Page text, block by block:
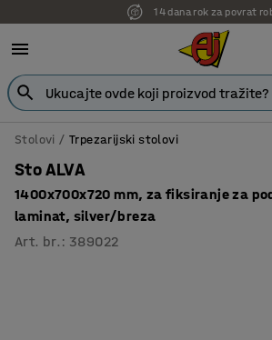
14 dana rok za povrat
Stolovi Trpezarijski stolovi
Sto ALVA
1400x700x720 mm, za fiksiranje za
laminat, silver/breza
Art. br. : 389022